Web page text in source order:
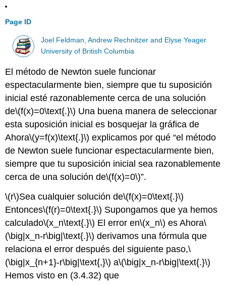
Page ID
Joel Feldman, Andrew Rechnitzer and Elyse Yeager
University of British Columbia
El método de Newton suele funcionar
espectacularmente bien, siempre que tu suposición
inicial esté razonablemente cerca de una solución
de\(f(x)=0\text{.}\) Una buena manera de seleccionar
esta suposición inicial es bosquejar la gráfica de
Ahora\(y=f(x)\text{.}\) explicamos por qué “el método
de Newton suele funcionar espectacularmente bien,
siempre que tu suposición inicial sea razonablemente
cerca de una solución de\(f(x)=0\)”.
\(r\)Sea cualquier solución de\(f(x)=0\text{.}\)
Entonces\(f(r)=0\text{.}\) Supongamos que ya hemos
calculado\(x_n\text{.}\) El error en\(x_n\) es Ahora\
(\big|x_n-r\big|\text{.}\) derivamos una fórmula que
relaciona el error después del siguiente paso,\
(\big|x_{n+1}-r\big|\text{,}\) a\(\big|x_n-r\big|\text{.}\)
Hemos visto en (3.4.32) que